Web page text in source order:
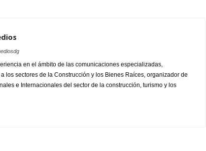
en el ámbito de las comunicaciones especializadas,
los sectores de la Construcción y los Bienes Raíces, organizador de
e Internacionales del sector de la construcción, turismo y los